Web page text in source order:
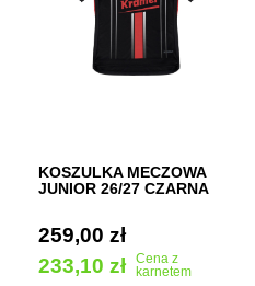
KOSZULKA MECZOWA
JUNIOR 26/27 CZARNA
259,00 zł
233,10 zł
Cena z
karnetem